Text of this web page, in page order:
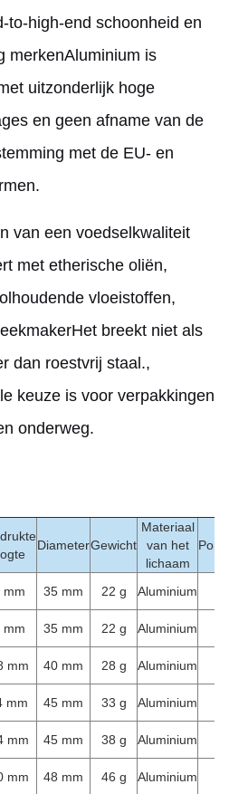
to-high-end schoonheid en
merkenAluminium is
uitzonderlijk hoge
en geen afname van de
met de EU- en
van een voedselkwaliteit
met etherische oliën,
vloeistoffen,
breekt niet als
dan roestvrij staal.,
keuze is voor verpakkingen
onderweg.
DiameterGewicht
Materiaal
van het
lichaam
mm 35 mm 22 g Aluminium
mm 35 mm 22 g Aluminium
mm 40 mm 28 g Aluminium
mm 45 mm 33 g Aluminium
mm 45 mm 38 g Aluminium
mm 48 mm 46 g Aluminium